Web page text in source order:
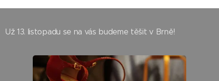
Už 13. listopadu se na vás budeme těšit v Brně!